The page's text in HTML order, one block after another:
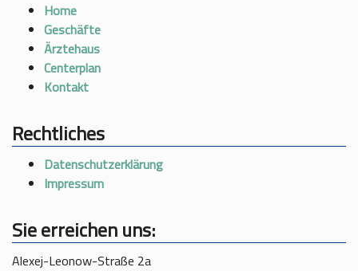
Home
Geschäfte
Ärztehaus
Centerplan
Kontakt
Rechtliches
Datenschutzerklärung
Impressum
Sie erreichen uns:
Alexej-Leonow-Straße 2a